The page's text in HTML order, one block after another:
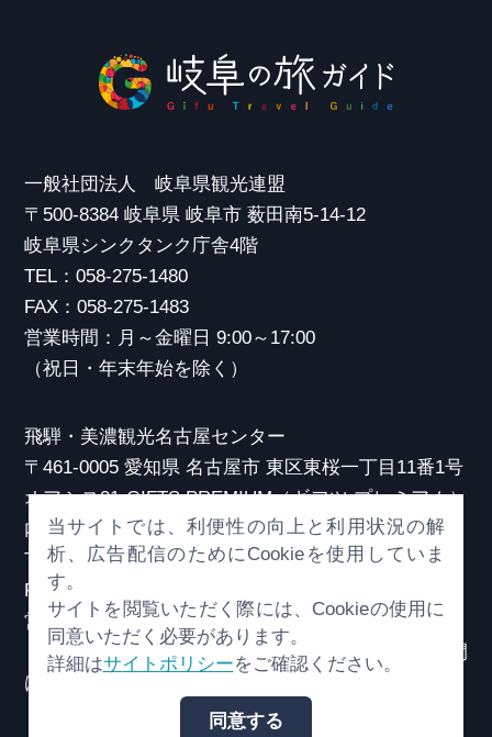
一般社団法人 岐阜県観光連盟
〒500-8384 岐阜県 岐阜市 薮田南5-14-12
岐阜県シンクタンク庁舎4階
TEL：058-275-1480
FAX：058-275-1483
営業時間：月～金曜日 9:00～17:00
（祝日・年末年始を除く）
飛騨・美濃観光名古屋センター
〒461-0005 愛知県 名古屋市 東区東桜一丁目11番1号
オアシス21 GIFTS PREMIUM（ギフツ プレミアム）
内
TEL：052-253-6185
FAX：052-253-6186
営業時間：10:00～21:00
（原則、元日を除き年中無休）※観光相談対応時間
は18:30まで
当サイトでは、利便性の向上と利用状況の解
析、広告配信のためにCookieを使用していま
す。
サイトを閲覧いただく際には、Cookieの使用に
同意いただく必要があります。
詳細はサイトポリシーをご確認ください。
同意する